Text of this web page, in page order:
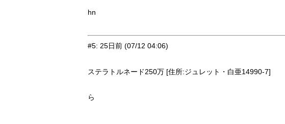
hn
#5: 25日前 (07/12 04:06)
ステラトルネード250万 [住所:ジュレット・白亜14990-7]
ら